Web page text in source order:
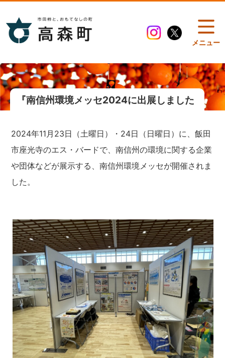
メニュー
『南信州環境メッセ2024に出展しました
2024年11月23日（土曜日）・24日（日曜日）に、飯田
市座光寺のエス・バードで、南信州の環境に関する企業
や団体などが展示する、南信州環境メッセが開催されま
した。